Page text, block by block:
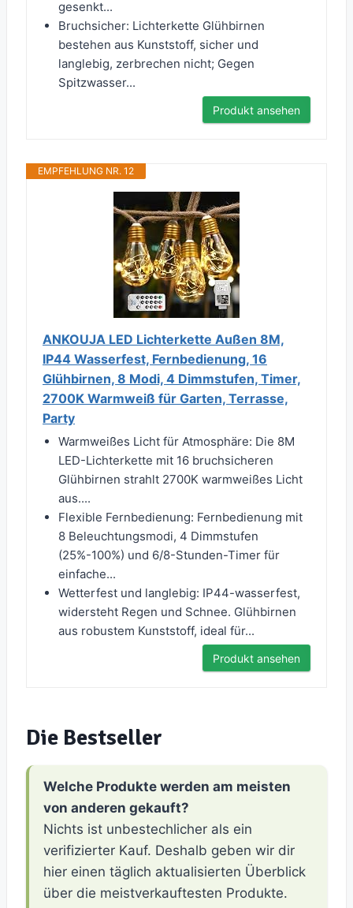
gesenkt...
Bruchsicher: Lichterkette Glühbirnen
bestehen aus Kunststoff, sicher und
langlebig, zerbrechen nicht; Gegen
Spitzwasser...
Produkt ansehen
EMPFEHLUNG NR. 12
ANKOUJA LED Lichterkette Außen 8M,
IP44 Wasserfest, Fernbedienung, 16
Glühbirnen, 8 Modi, 4 Dimmstufen, Timer,
2700K Warmweiß für Garten, Terrasse,
Party
Warmweißes Licht für Atmosphäre: Die 8M
LED-Lichterkette mit 16 bruchsicheren
Glühbirnen strahlt 2700K warmweißes Licht
aus....
Flexible Fernbedienung: Fernbedienung mit
8 Beleuchtungsmodi, 4 Dimmstufen
(25%-100%) und 6/8-Stunden-Timer für
einfache...
Wetterfest und langlebig: IP44-wasserfest,
widersteht Regen und Schnee. Glühbirnen
aus robustem Kunststoff, ideal für...
Produkt ansehen
Die Bestseller
Welche Produkte werden am meisten
von anderen gekauft?
Nichts ist unbestechlicher als ein
verifizierter Kauf. Deshalb geben wir dir
hier einen täglich aktualisierten Überblick
über die meistverkauftesten Produkte.